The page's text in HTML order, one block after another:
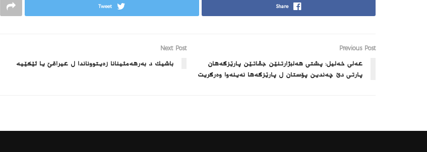
Share
Tweet
Previous Post
عەلی خەلیل: پشتی ھەلبژارتنێن جڤاتێن پارێزگه‌هان
پارتی دێ چەندین پۆستان ل پارێزگه‌ها نەینەوا وەرگریت
Next Post
باشیك د بەرهەمئینانا زەیتووناندا ل عیراقێ یا ئێكێیە